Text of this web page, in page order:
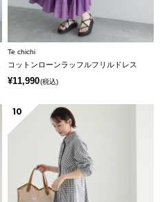
Te chichi
コットンローンラッフルフリルドレス
¥11,990(税込)
10